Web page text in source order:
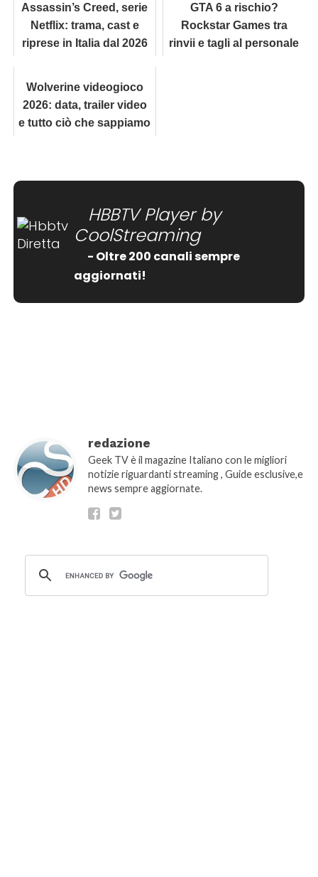
Assassin’s Creed, serie
Netflix: trama, cast e
riprese in Italia dal 2026
GTA 6 a rischio?
Rockstar Games tra
rinvii e tagli al personale
Wolverine videogioco
2026: data, trailer video
e tutto ciò che sappiamo
HBBTV Player by
CoolStreaming
- Oltre 200 canali sempre
aggiornati!
redazione
Geek TV è il magazine Italiano con le migliori
notizie riguardanti streaming , Guide esclusive,e
news sempre aggiornate.